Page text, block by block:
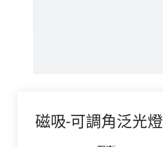
磁吸-可調角泛光燈